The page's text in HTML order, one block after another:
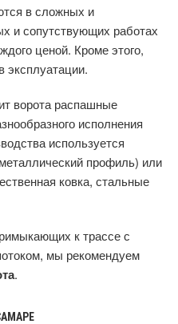
в сложных и
и сопутствующих работах
ценой. Кроме этого,
эксплуатации.
ворота распашные
исполнения
используется
профиль) или
ковка, стальные
к трассе с
мы рекомендуем
.